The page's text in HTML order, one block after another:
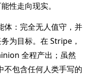
性走向现实。
：完全无人值守，并
为目标。在 Stripe，
全程产出；虽然
包含任何人类手写的